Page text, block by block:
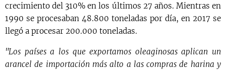
crecimiento del 310% en los últimos 27 años. Mientras en
1990 se procesaban 48.800 toneladas por día, en 2017 se
llegó a procesar 200.000 toneladas.
"Los países a los que exportamos oleaginosas aplican un
arancel de importación más alto a las compras de harina y